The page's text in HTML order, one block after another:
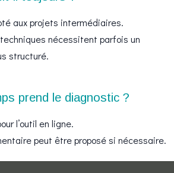
aux projets intermédiaires.
nécessitent parfois un
structuré.
prend le diagnostic ?
l’outil en ligne.
peut être proposé si nécessaire.